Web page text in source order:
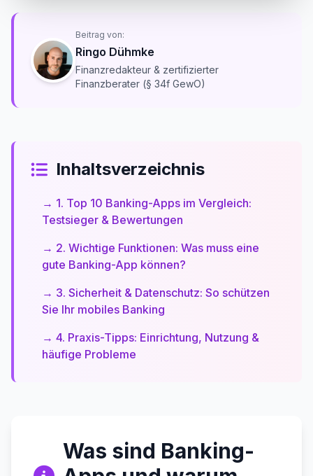
Beitrag von:
Ringo Dühmke
Finanzredakteur & zertifizierter
Finanzberater (§ 34f GewO)
Inhaltsverzeichnis
→ 1. Top 10 Banking-Apps im Vergleich:
Testsieger & Bewertungen
→ 2. Wichtige Funktionen: Was muss eine
gute Banking-App können?
→ 3. Sicherheit & Datenschutz: So schützen
Sie Ihr mobiles Banking
→ 4. Praxis-Tipps: Einrichtung, Nutzung &
häufige Probleme
Was sind Banking-